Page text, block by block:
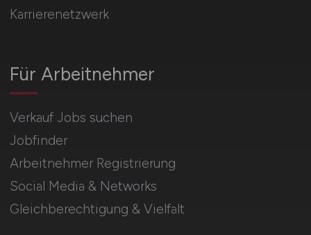
Für Arbeitnehmer
Verkauf Jobs suchen
Jobfinder
Arbeitnehmer Registrierung
Social Media & Networks
Gleichberechtigung & Vielfalt
Karrierenetzwerk